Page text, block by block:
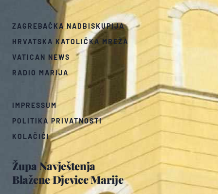
Župa Navještenja
Blažene Djevice Marije
ZAGREBAČKA NADBISKUPIJA
HRVATSKA KATOLIČKA MREŽA
VATICAN NEWS
RADIO MARIJA
IMPRESSUM
POLITIKA PRIVATNOSTI
KOLAČIĆI